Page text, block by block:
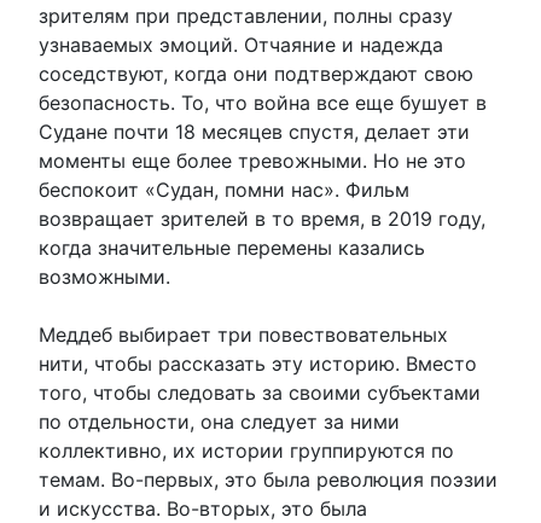
зрителям при представлении, полны сразу
узнаваемых эмоций. Отчаяние и надежда
соседствуют, когда они подтверждают свою
безопасность. То, что война все еще бушует в
Судане почти 18 месяцев спустя, делает эти
моменты еще более тревожными. Но не это
беспокоит «Судан, помни нас». Фильм
возвращает зрителей в то время, в 2019 году,
когда значительные перемены казались
возможными.
Меддеб выбирает три повествовательных
нити, чтобы рассказать эту историю. Вместо
того, чтобы следовать за своими субъектами
по отдельности, она следует за ними
коллективно, их истории группируются по
темам. Во-первых, это была революция поэзии
и искусства. Во-вторых, это была